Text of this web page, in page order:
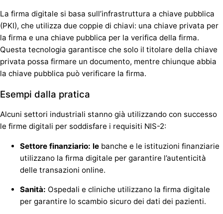
La firma digitale si basa sull’infrastruttura a chiave pubblica
(PKI), che utilizza due coppie di chiavi: una chiave privata per
la firma e una chiave pubblica per la verifica della firma.
Questa tecnologia garantisce che solo il titolare della chiave
privata possa firmare un documento, mentre chiunque abbia
la chiave pubblica può verificare la firma.
Esempi dalla pratica
Alcuni settori industriali stanno già utilizzando con successo
le firme digitali per soddisfare i requisiti NIS-2:
Settore finanziario: le banche e le istituzioni finanziarie
utilizzano la firma digitale per garantire l’autenticità
delle transazioni online.
Sanità: Ospedali e cliniche utilizzano la firma digitale
per garantire lo scambio sicuro dei dati dei pazienti.